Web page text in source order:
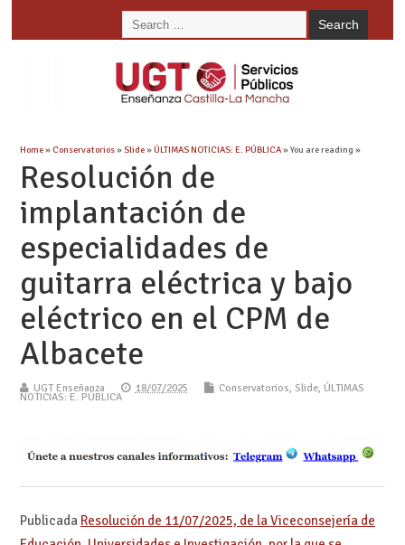
Home» Conservatorios»Slide»ÚLTIMAS NOTICIAS: E. PÚBLICA» You are reading »
Resolución de
implantación de
especialidades de
guitarra eléctrica y bajo
eléctrico en el CPM de
Albacete
UGT Enseñanza 18/07/2025 Conservatorios, Slide, ÚLTIMAS
NOTICIAS: E. PÚBLICA
Publicada Resolución de 11/07/2025, de la Viceconsejería de